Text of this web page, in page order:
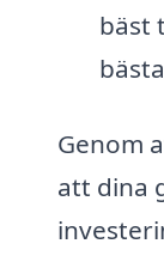
bäst
Genom
att dina